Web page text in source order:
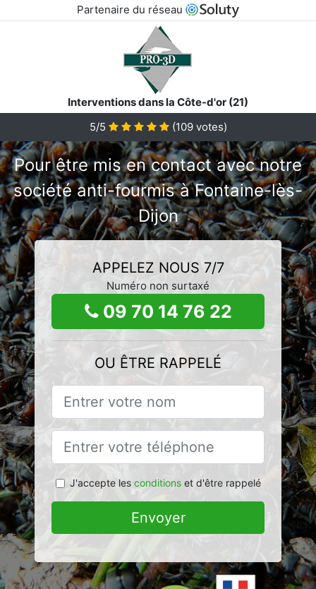
Partenaire du réseau
Interventions dans la Côte-d'or (21)
5/5
(109votes)
Pour être mis en contact avec notre
société anti-fourmis à Fontaine-lès-
Dijon
APPELEZ NOUS 7/7
Numéro non surtaxé
09 70 14 76 22
OU ÊTRE RAPPELÉ
J'accepte les conditionset d'être rappelé
Envoyer